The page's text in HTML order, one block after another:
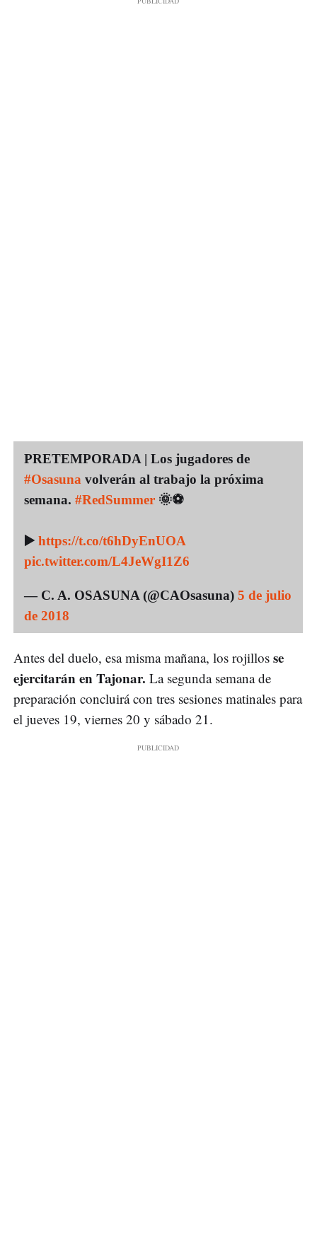
PRETEMPORADA | Los jugadores de
#Osasuna volverán al trabajo la próxima
semana. #RedSummer 🌞⚽️
▶️ https://t.co/t6hDyEnUOA
pic.twitter.com/L4JeWgI1Z6
— C. A. OSASUNA (@CAOsasuna) 5 de julio
de 2018
Antes del duelo, esa misma mañana, los rojillos se
ejercitarán en Tajonar. La segunda semana de
preparación concluirá con tres sesiones matinales para
el jueves 19, viernes 20 y sábado 21.